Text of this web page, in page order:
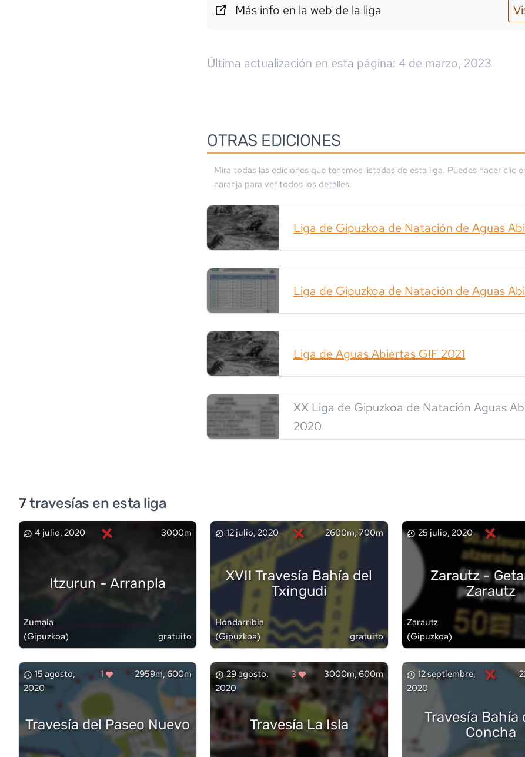
Más info en la web de la liga
Última actualización en esta página: 4 de marzo, 2023
OTRAS EDICIONES
Mira todas las ediciones que tenemos listadas de esta liga. Puedes hacer clic
naranja para ver todos los detalles.
Liga de Gipuzkoa de Natación de Aguas
Liga de Gipuzkoa de Natación de Aguas
Liga de Aguas Abiertas GIF 2021
XX Liga de Gipuzkoa de Natación Aguas
2020
7 travesías en esta liga
4 julio, 2020 × 3000m
Itzurun - Arranpla
Zumaia
(Gipuzkoa) gratuito
12 julio, 2020 × 2600m, 700m
XVII Travesía Bahía del
Txingudi
Hondarribia
(Gipuzkoa) gratuito
25 julio, 2020 ×
Zarautz -
Zarautz
Zarautz
(Gipuzkoa)
15 agosto,
2020
1 2959m, 600m
Travesía del Paseo Nuevo
29 agosto,
2020
3 3000m, 600m
Travesía La Isla
12 septiembre,
2020
×
Travesía Bahía
Concha